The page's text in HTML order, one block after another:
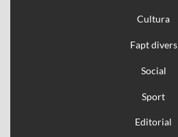
Cultura
Fapt divers
Social
Sport
Editorial